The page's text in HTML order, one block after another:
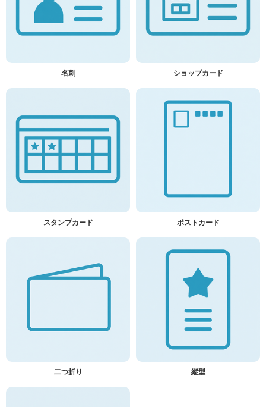
名刺 ショップカード
スタンプカード ポストカード
二つ折り 縦型